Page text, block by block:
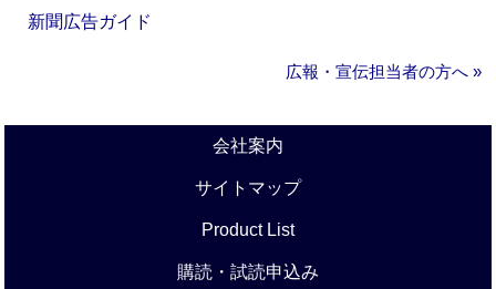
新聞広告ガイド
広報・宣伝担当者の方へ »
会社案内
サイトマップ
Product List
購読・試読申込み